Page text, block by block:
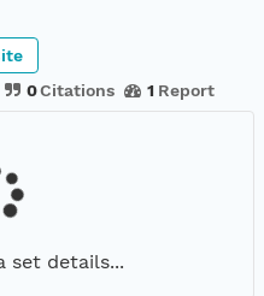
0Citations 1 Report
set details...